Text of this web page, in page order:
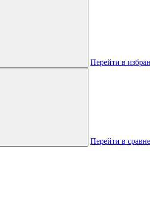
Перейти в
Перейти в